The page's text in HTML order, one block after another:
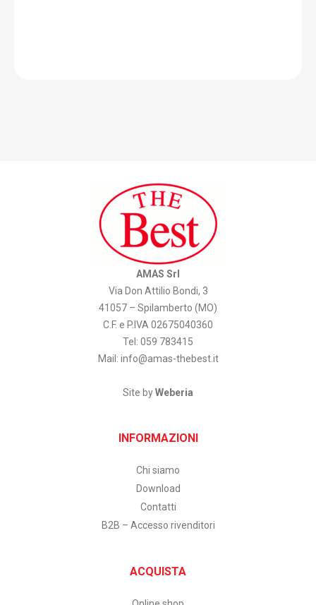
AMAS Srl
Via Don Attilio Bondi, 3
41057 – Spilamberto (MO)
C.F. e P.IVA 02675040360
Tel: 059 783415
Mail: info@amas-thebest.it
Site byWeberia
INFORMAZIONI
Chi siamo
Download
Contatti
B2B – Accesso rivenditori
ACQUISTA